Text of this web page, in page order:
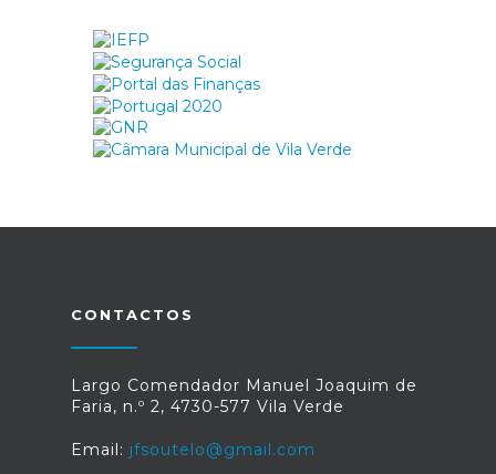
CONTACTOS
Largo Comendador Manuel Joaquim de
Faria, n.º 2, 4730-577 Vila Verde
Email: jfsoutelo@gmail.com